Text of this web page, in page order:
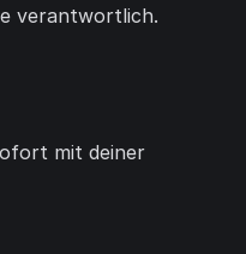
verantwortlich.
mit deiner